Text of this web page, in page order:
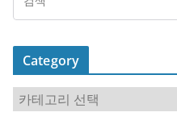
Category
a